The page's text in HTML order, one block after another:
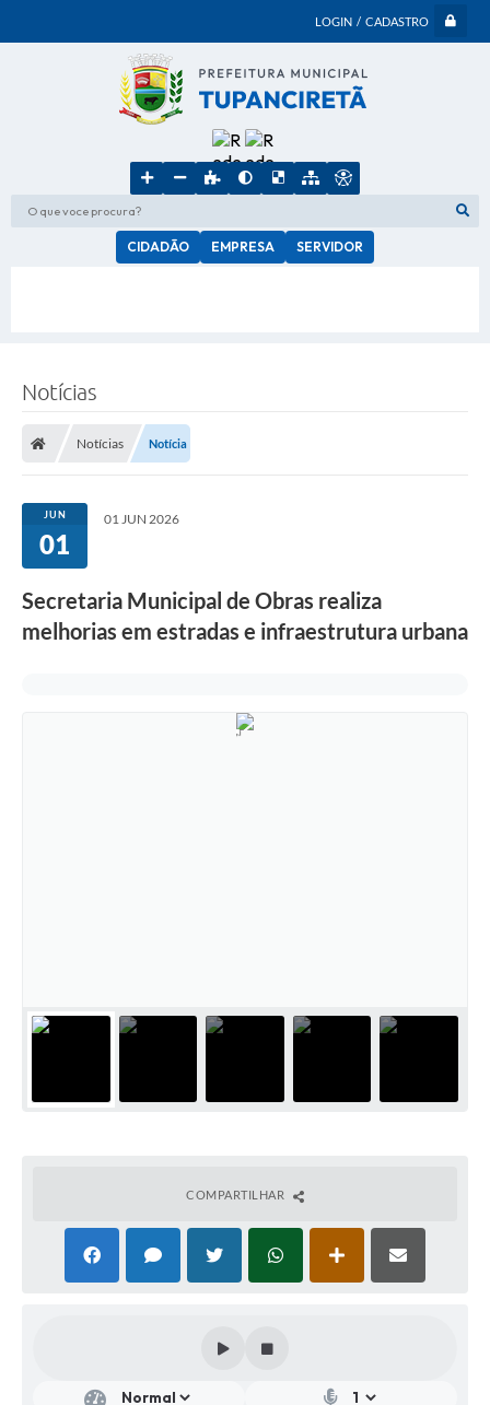
LOGIN / CADASTRO
O que voce procura?
CIDADÃO EMPRESA SERVIDOR
Notícias
Notícias Notícia
JUN
01
01 JUN 2026
Secretaria Municipal de Obras realiza
melhorias em estradas e infraestrutura urbana
COMPARTILHAR